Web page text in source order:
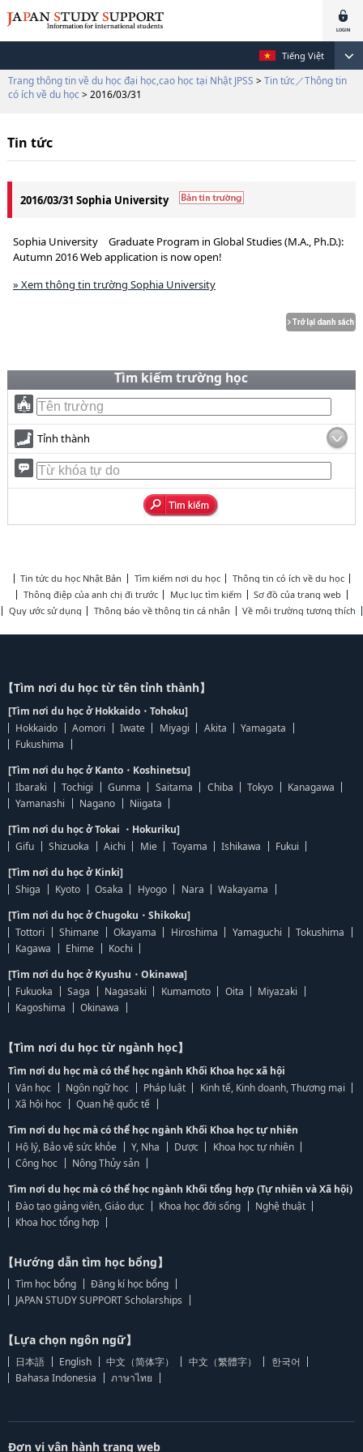
Tiếng Việt
Trang thông tin về du học đại học,cao học tại Nhật JPSS > Tin tức／Thông tin
có ích về du học > 2016/03/31
Tin tức
2016/03/31 Sophia University
Sophia University Graduate Program in Global Studies (M.A., Ph.D.):
Autumn 2016 Web application is now open!
» Xem thông tin trường Sophia University
Tìm kiếm trường học
Tỉnh thành
Tin tức du học Nhật Bản Tìm kiếm nơi du học
Thông tin có ích về du học
Thông điệp của anh chị đi trước
Mục lục tìm kiếm
Sơ đồ của trang web
Quy ước sử dụng
Thông báo về thông tin cá nhân Về môi trường tương thích
【Tìm nơi du học từ tên tỉnh thành】
[Tìm nơi du học ở Hokkaido・Tohoku]
Hokkaido
Aomori Iwate Miyagi Akita
Yamagata
Fukushima
[Tìm nơi du học ở Kanto・Koshinetsu]
Ibaraki
Tochigi Gunma Saitama Chiba Tokyo
Kanagawa
Yamanashi
Nagano
Niigata
[Tìm nơi du học ở Tokai ・Hokuriku]
Gifu
Shizuoka Aichi Mie Toyama Ishikawa
Fukui
[Tìm nơi du học ở Kinki]
Shiga
Kyoto Osaka Hyogo Nara
Wakayama
[Tìm nơi du học ở Chugoku・Shikoku]
Tottori
Shimane Okayama Hiroshima Yamaguchi
Tokushima
Kagawa
Ehime
Kochi
[Tìm nơi du học ở Kyushu・Okinawa]
Fukuoka
Saga Nagasaki Kumamoto Oita
Miyazaki
Kagoshima
Okinawa
【Tìm nơi du học từ ngành học】
Tìm nơi du học mà có thể học ngành Khối Khoa học xã hội
Văn học
Ngôn ngữ học Pháp luật
Kinh tế, Kinh doanh, Thương mại
Xã hội học
Quan hệ quốc tế
Tìm nơi du học mà có thể học ngành Khối Khoa học tự nhiên
Hộ lý, Bảo vệ sức khỏe
Y, Nha Dược
Khoa học tự nhiên
Công học
Nông Thủy sản
Tìm nơi du học mà có thể học ngành Khối tổng hợp (Tự nhiên và Xã hội)
Đào tạo giảng viên, Giáo dục
Khoa học đời sống
Nghệ thuật
Khoa học tổng hợp
【Hướng dẫn tìm học bổng】
Tìm học bổng
Đăng kí học bổng
JAPAN STUDY SUPPORT Scholarships
【Lựa chọn ngôn ngữ】
日本語 English 中文（简体字） 中文（繁體字）
한국어
Bahasa Indonesia
ภาษาไทย
Đơn vị vận hành trang web